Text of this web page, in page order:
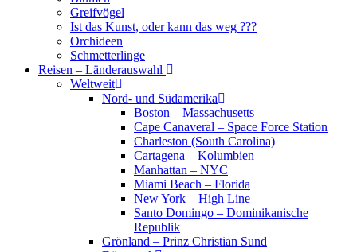
Greifvögel
Ist das Kunst, oder kann das weg ???
Orchideen
Schmetterlinge
Reisen – Länderauswahl
Weltweit
Nord- und Südamerika
Boston – Massachusetts
Cape Canaveral – Space Force Station
Charleston (South Carolina)
Cartagena – Kolumbien
Manhattan – NYC
Miami Beach – Florida
New York – High Line
Santo Domingo – Dominikanische
Republik
Grönland – Prinz Christian Sund